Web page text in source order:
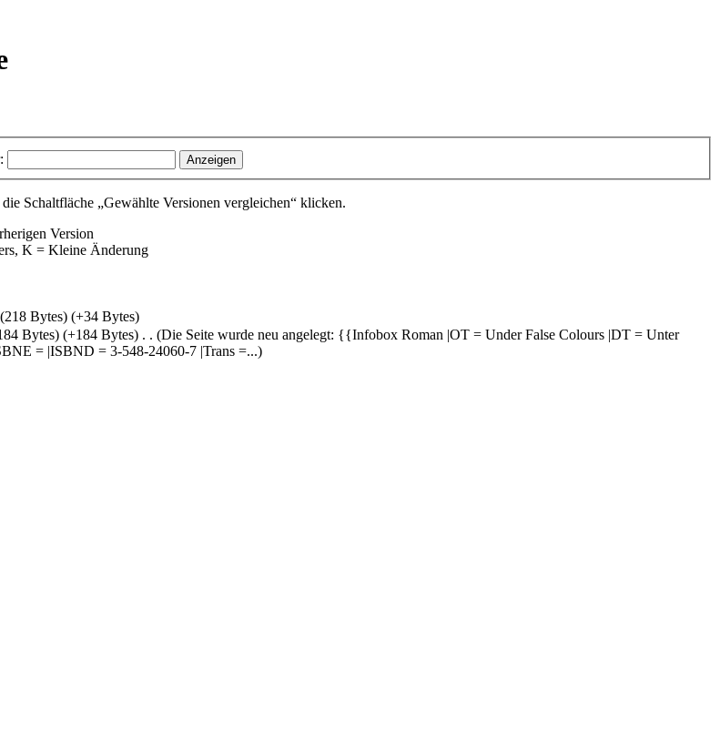
Schaltfläche „Gewählte Versionen vergleichen“ klicken.
Version
K = Kleine Änderung
(218 Bytes) (+34 Bytes)
Bytes) (+184 Bytes) . . (Die Seite wurde neu angelegt: {{Infobox Roman |OT = Under False Colours |DT = Unter
= |ISBND = 3-548-24060-7 |Trans =...)